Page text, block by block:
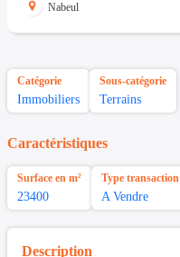
Nabeul
Catégorie
Immobiliers
Sous-catégorie
Terrains
Caractéristiques
Surface en m²
23400
Type transaction
A Vendre
Description